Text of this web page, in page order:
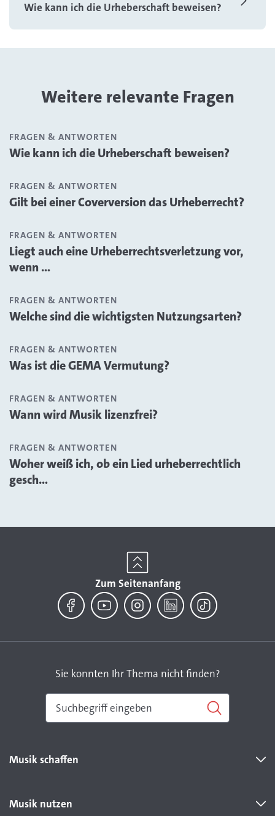
Wie kann ich die Urheberschaft beweisen?
Weitere relevante Fragen
FRAGEN & ANTWORTEN
Wie kann ich die Urheberschaft beweisen?
FRAGEN & ANTWORTEN
Gilt bei einer Coverversion das Urheberrecht?
FRAGEN & ANTWORTEN
Liegt auch eine Urheberrechtsverletzung vor,
wenn ...
FRAGEN & ANTWORTEN
Welche sind die wichtigsten Nutzungsarten?
FRAGEN & ANTWORTEN
Was ist die GEMA Vermutung?
FRAGEN & ANTWORTEN
Wann wird Musik lizenzfrei?
FRAGEN & ANTWORTEN
Woher weiß ich, ob ein Lied urheberrechtlich
gesch...
Zum Seitenanfang
Sie konnten Ihr Thema nicht finden?
Musik schaffen
Musik nutzen